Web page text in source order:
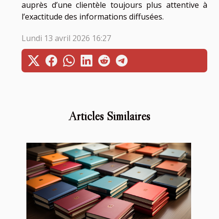
Articles Similaires
auprès d’une clientèle toujours plus attentive à
l’exactitude des informations diffusées.
Lundi 13 avril 2026 16:27